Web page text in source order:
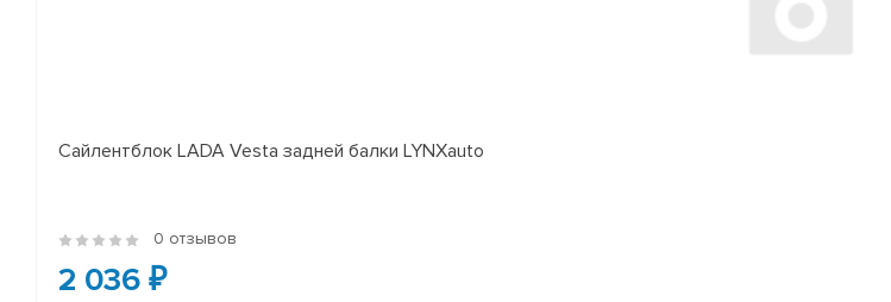
Сайлентблок LADA Vesta задней балки LYNXauto
0 отзывов
2 036 ₽